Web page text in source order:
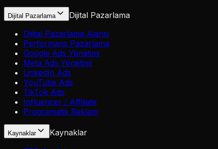
Dijital Pazarlama
Dijital Pazarlama
Dijital Pazarlama Ajansı
Performans Pazarlama
Google Ads Yönetimi
Meta Ads Yönetimi
LinkedIn Ads
YouTube Ads
TikTok Ads
Influencer / Affiliate
Programatik Reklam
Kaynaklar
Kaynaklar